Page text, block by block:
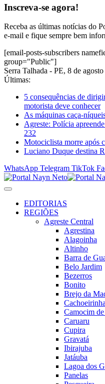
Inscreva-se agora!
Receba as últimas notícias do
e-mail e fique sempre bem
[email-posts-subscribers
group="Public"]
Serra Talhada - PE, 8 de
Últimas:
5 consequências de
motorista deve conhecer
As máquinas caça-
Agreste: Polícia
232
Motociclista morre após
Luciano Duque destina
WhatsApp Telegram TikTok
EDITORIAS
REGIÕES
Agreste Central
Agrestina
Alagoinha
Altinho
Barra de
Belo Jardim
Bezerros
Bonito
Brejo da
Cachoeirinha
Camocim
Caruaru
Cupira
Gravatá
Ibirajuba
Jatáuba
Lagoa dos
Panelas